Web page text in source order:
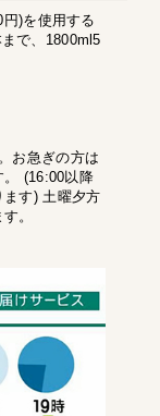
)を使用する
で、1800ml5
お急ぎの方は
。 (16:00以降
ます) 土曜夕方
。